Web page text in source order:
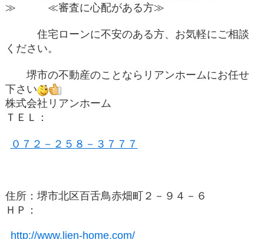
≫ ≪審査に心配がある方≫
住宅ローンに不安のある方、お気軽にご相談
ください。
堺市の不動産のことならリアンホームにお任せ
下さい
株式会社リアンホーム
ＴＥＬ：
０７２－２５８－３７７７
住所：堺市北区百舌鳥赤畑町２－９４－６
ＨＰ：
http://www.lien-home.com/